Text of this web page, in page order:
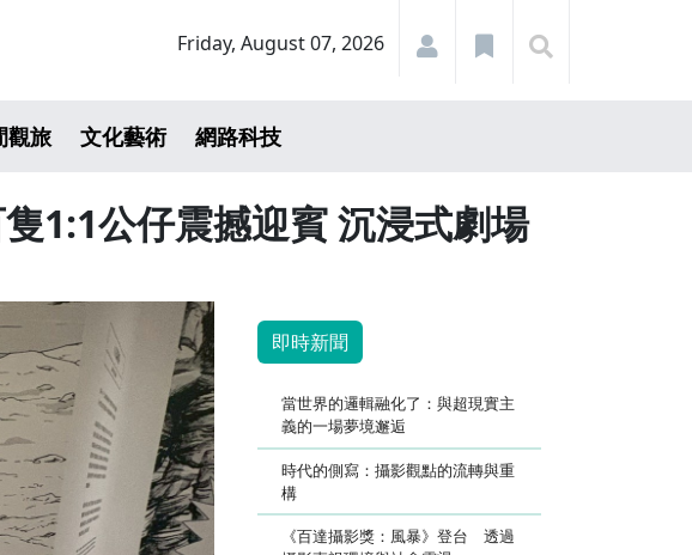
Friday, August 07, 2026
觀旅 文化藝術 網路科技
1:1公仔震撼迎賓 沉浸式劇場
即時新聞
當世界的邏輯融化了：與超現實主
義的一場夢境邂逅
時代的側寫：攝影觀點的流轉與重
構
《百達攝影獎：風暴》登台 透過